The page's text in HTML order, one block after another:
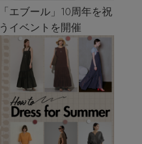
「エブール」10周年を祝
うイベントを開催